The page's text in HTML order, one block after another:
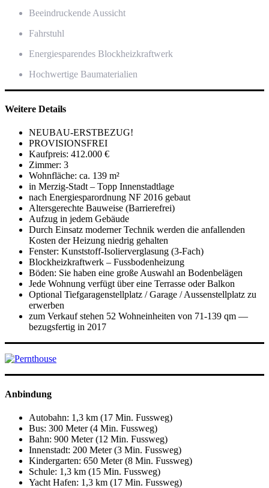
Beeindruckende Aussicht
Fahrstuhl
Energiesparendes Blockheizkraftwerk
Hochwertige Baumaterialien
Weitere Details
NEUBAU-ERSTBEZUG!
PROVISIONSFREI
Kaufpreis: 412.000 €
Zimmer: 3
Wohnfläche: ca. 139 m²
in Merzig-Stadt – Topp Innenstadtlage
nach Energiesparordnung NF 2016 gebaut
Altersgerechte Bauweise (Barrierefrei)
Aufzug in jedem Gebäude
Durch Einsatz moderner Technik werden die anfallenden
Kosten der Heizung niedrig gehalten
Fenster: Kunststoff-Isolierverglasung (3-Fach)
Blockheizkraftwerk – Fussbodenheizung
Böden: Sie haben eine große Auswahl an Bodenbelägen
Jede Wohnung verfügt über eine Terrasse oder Balkon
Optional Tiefgaragenstellplatz / Garage / Aussenstellplatz zu
erwerben
zum Verkauf stehen 52 Wohneinheiten von 71-139 qm —
bezugsfertig in 2017
Anbindung
Autobahn: 1,3 km (17 Min. Fussweg)
Bus: 300 Meter (4 Min. Fussweg)
Bahn: 900 Meter (12 Min. Fussweg)
Innenstadt: 200 Meter (3 Min. Fussweg)
Kindergarten: 650 Meter (8 Min. Fussweg)
Schule: 1,3 km (15 Min. Fussweg)
Yacht Hafen: 1,3 km (17 Min. Fussweg)